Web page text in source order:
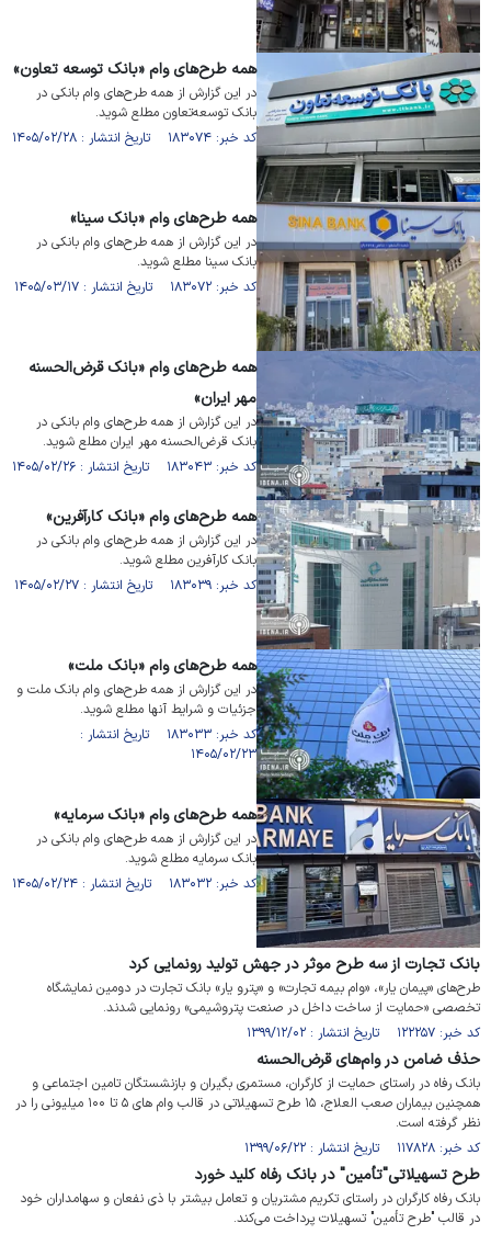
همه طرح‌های وام «بانک توسعه تعاون»
در این گزارش از همه طرح‌های وام بانکی در
بانک توسعه‌تعاون مطلع شوید.
کد خبر: ۱۸۳۰۷۴ تاریخ انتشار : ۱۴۰۵/۰۲/۲۸
همه طرح‌های وام «بانک سینا»
در این گزارش از همه طرح‌های وام بانکی در
بانک سینا مطلع شوید.
کد خبر: ۱۸۳۰۷۲ تاریخ انتشار : ۱۴۰۵/۰۳/۱۷
همه طرح‌های وام «بانک قرض‌الحسنه
مهر ایران»
در این گزارش از همه طرح‌های وام بانکی در
بانک قرض‌الحسنه مهر ایران مطلع شوید.
کد خبر: ۱۸۳۰۴۳ تاریخ انتشار : ۱۴۰۵/۰۲/۲۶
همه طرح‌های وام «بانک کار‌آفرین»
در این گزارش از همه طرح‌های وام بانکی در
بانک کار‌آفرین مطلع شوید.
کد خبر: ۱۸۳۰۳۹ تاریخ انتشار : ۱۴۰۵/۰۲/۲۷
همه طرح‌های وام «بانک ملت»
در این گزارش از همه طرح‌های وام بانک ملت و
جزئیات و شرایط آنها مطلع شوید.
کد خبر: ۱۸۳۰۳۳ تاریخ انتشار :
۱۴۰۵/۰۲/۲۳
همه طرح‌های وام «بانک سرمایه»
در این گزارش از همه طرح‌های وام بانکی در
بانک سرمایه مطلع شوید.
کد خبر: ۱۸۳۰۳۲ تاریخ انتشار : ۱۴۰۵/۰۲/۲۴
بانک تجارت از سه طرح موثر در جهش تولید رونمایی کرد
طرح‌های «پیمان یار»، «وام بیمه تجارت» و «پترو یار» بانک تجارت در دومین نمایشگاه
تخصصی «حمایت از ساخت داخل در صنعت پتروشیمی» رونمایی شدند.
کد خبر: ۱۲۲۲۵۷ تاریخ انتشار : ۱۳۹۹/۱۲/۰۲
حذف ضامن در وام‌های قرض‌الحسنه
بانک رفاه در راستای حمایت از کارگران، مستمری بگیران و بازنشستگان تامین اجتماعی و
همچنین بیماران صعب العلاج، ۱۵ طرح تسهیلاتی در قالب وام های ۵ تا ۱۰۰ میلیونی را در
نظر گرفته است.
کد خبر: ۱۱۷۸۲۸ تاریخ انتشار : ۱۳۹۹/۰۶/۲۲
طرح تسهیلاتی"تأمین" در بانک رفاه کلید خورد
بانک رفاه کارگران در راستای تکریم مشتریان و تعامل بیشتر با ذی نفعان و سهامداران خود
در قالب "طرح تأمین" تسهیلات پرداخت می‌کند.